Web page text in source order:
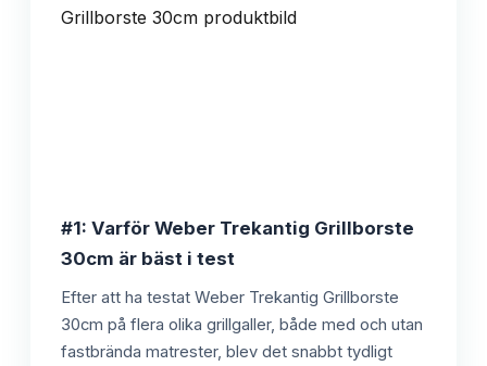
#1: Varför Weber Trekantig Grillborste
30cm är bäst i test
Efter att ha testat Weber Trekantig Grillborste
30cm på flera olika grillgaller, både med och utan
fastbrända matrester, blev det snabbt tydligt